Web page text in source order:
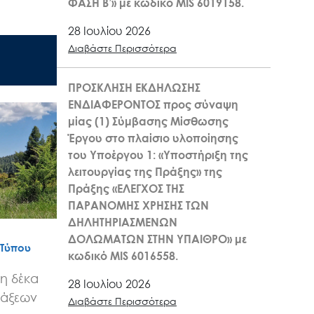
δέκα
ΦΑΣΗ Β’» με κωδικό MIS 6019158.
28 Ιουλίου 2026
Διαβάστε Περισσότερα
ΠΡΟΣΚΛΗΣΗ ΕΚΔΗΛΩΣΗΣ
ΕΝΔΙΑΦΕΡΟΝΤΟΣ προς σύναψη
μίας (1) Σύμβασης Μίσθωσης
Έργου στο πλαίσιο υλοποίησης
του Υποέργου 1: «Υποστήριξη της
λειτουργίας της Πράξης» της
Πράξης «ΕΛΕΓΧΟΣ ΤΗΣ
ΠΑΡΑΝΟΜΗΣ ΧΡΗΣΗΣ ΤΩΝ
ΔΗΛΗΤΗΡΙΑΣΜΕΝΩΝ
ΔΟΛΩΜΑΤΩΝ ΣΤΗΝ ΥΠΑΙΘΡΟ» με
κωδικό MIS 6016558.
28 Ιουλίου 2026
Διαβάστε Περισσότερα